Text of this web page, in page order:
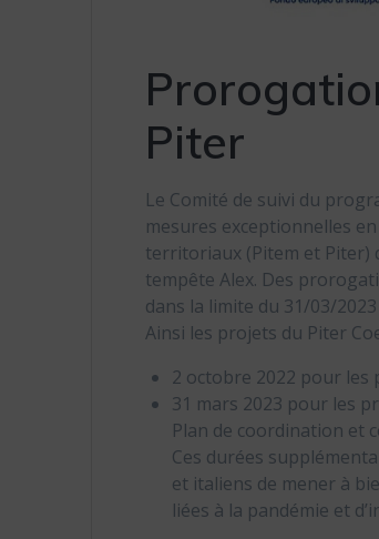
Piter
Le Comité de suivi du
mesures exceptionnelles
territoriaux (Pitem et Piter)
tempête Alex. Des
dans la limite du 31/03/
Ainsi les projets du Piter
2 octobre 2022 pour
31 mars 2023 pour les
Plan de coordination et
Ces durées
et italiens de mener à
liées à la pandémie et